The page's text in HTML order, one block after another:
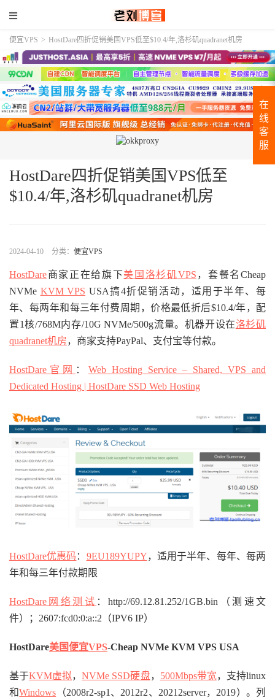
便宜VPS > HostDare四折促销美国VPS低至$10.4/年,洛杉矶quadranet机房
HostDare四折促销美国VPS低至
$10.4/年,洛杉矶quadranet机房
2024-04-10 分类： 便宜VPS
HostDare商家正在给旗下美国洛杉矶VPS ，套餐名Cheap
NVMe KVM VPS USA搞4折促销活动，适用于半年、每
年、每两年和每三年付费周期，价格最低折后$10.4/年，配
置1核/768M内存/10G NVMe/500g流量。机器开设在洛杉矶
quadranet机房，商家支持PayPal、支付宝等付款。
HostDare官网 ： Web Hosting Service – Shared, VPS and
Dedicated Hosting | HostDare SSD Web Hosting
HostDare优惠码 ： 9EU189YUPY，适用于半年、每年、每两
年和每三年付款期限
HostDare网络测试 ：http://69.12.81.252/1GB.bin（测速文
件）；2607:fcd0:0:a::2（IPV6 IP）
HostDare美国便宜VPS-Cheap NVMe KVM VPS USA
基于KVM虚拟，NVMe SSD硬盘， 500Mbps带宽，支持linux
和Windows （2008r2-sp1、2012r2、20212server，2019）。列
在
线
客
服